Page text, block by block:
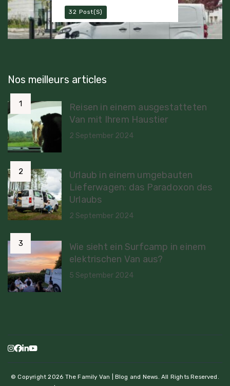
32 Post(s)
Nos meilleurs articles
Reisen in einem ausgestatteten
Van mit Ihrem Haustier
2 September 2024
Urlaub in einem umgebauten
Lieferwagen: das Paradoxon des
Urlaubs
2 September 2024
Wie sieht ein Surfcamp in einem
elektrischen Van aus?
5 September 2024
© Copyright 2026 The Family Van | Blog and News . All Rights Reserved.